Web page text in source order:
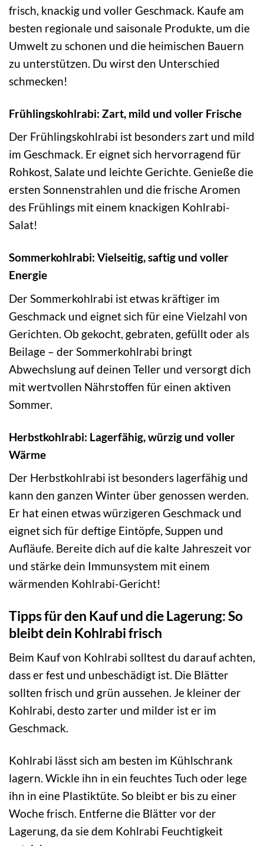
frisch, knackig und voller Geschmack. Kaufe am
besten regionale und saisonale Produkte, um die
Umwelt zu schonen und die heimischen Bauern
zu unterstützen. Du wirst den Unterschied
schmecken!
Frühlingskohlrabi: Zart, mild und voller Frische
Der Frühlingskohlrabi ist besonders zart und mild
im Geschmack. Er eignet sich hervorragend für
Rohkost, Salate und leichte Gerichte. Genieße die
ersten Sonnenstrahlen und die frische Aromen
des Frühlings mit einem knackigen Kohlrabi-
Salat!
Sommerkohlrabi: Vielseitig, saftig und voller
Energie
Der Sommerkohlrabi ist etwas kräftiger im
Geschmack und eignet sich für eine Vielzahl von
Gerichten. Ob gekocht, gebraten, gefüllt oder als
Beilage – der Sommerkohlrabi bringt
Abwechslung auf deinen Teller und versorgt dich
mit wertvollen Nährstoffen für einen aktiven
Sommer.
Herbstkohlrabi: Lagerfähig, würzig und voller
Wärme
Der Herbstkohlrabi ist besonders lagerfähig und
kann den ganzen Winter über genossen werden.
Er hat einen etwas würzigeren Geschmack und
eignet sich für deftige Eintöpfe, Suppen und
Aufläufe. Bereite dich auf die kalte Jahreszeit vor
und stärke dein Immunsystem mit einem
wärmenden Kohlrabi-Gericht!
Tipps für den Kauf und die Lagerung: So
bleibt dein Kohlrabi frisch
Beim Kauf von Kohlrabi solltest du darauf achten,
dass er fest und unbeschädigt ist. Die Blätter
sollten frisch und grün aussehen. Je kleiner der
Kohlrabi, desto zarter und milder ist er im
Geschmack.
Kohlrabi lässt sich am besten im Kühlschrank
lagern. Wickle ihn in ein feuchtes Tuch oder lege
ihn in eine Plastiktüte. So bleibt er bis zu einer
Woche frisch. Entferne die Blätter vor der
Lagerung, da sie dem Kohlrabi Feuchtigkeit